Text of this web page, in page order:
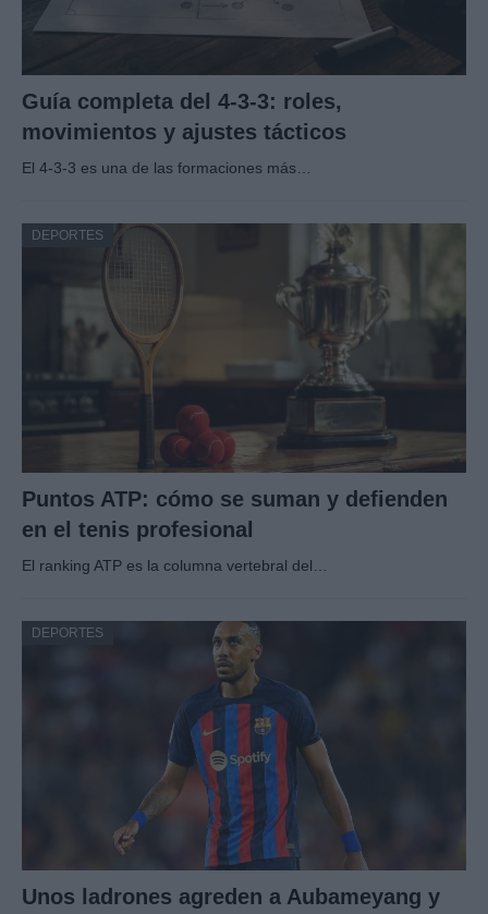
Guía completa del 4-3-3: roles,
movimientos y ajustes tácticos
El 4-3-3 es una de las formaciones más…
DEPORTES
Puntos ATP: cómo se suman y defienden
en el tenis profesional
El ranking ATP es la columna vertebral del…
DEPORTES
Unos ladrones agreden a Aubameyang y